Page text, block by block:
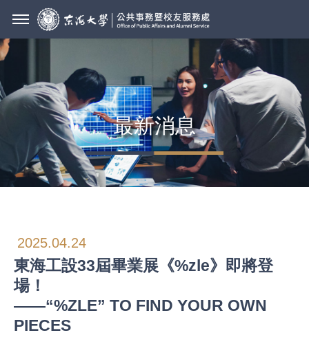
最新消息
2025.04.24
東海工設33屆畢業展《%zle》即將登
場！
——“%ZLE” TO FIND YOUR OWN
PIECES